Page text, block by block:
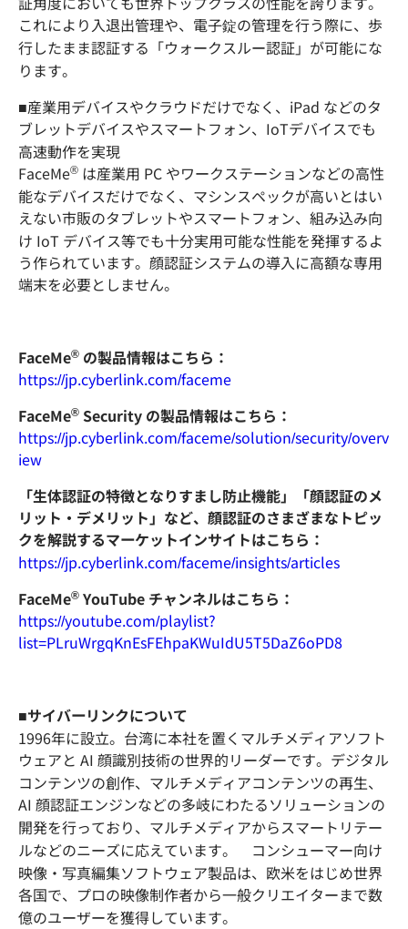
これにより入退出管理や、電子錠の管理を行う際に、歩
行したまま認証する「ウォークスルー認証」が可能にな
ります。
■産業用デバイスやクラウドだけでなく、iPad などのタ
ブレットデバイスやスマートフォン、IoTデバイスでも
高速動作を実現
FaceMe® は産業用 PC やワークステーションなどの高性
能なデバイスだけでなく、マシンスペックが高いとはい
えない市販のタブレットやスマートフォン、組み込み向
け IoT デバイス等でも十分実用可能な性能を発揮するよ
う作られています。顔認証システムの導入に高額な専用
端末を必要としません。
FaceMe® の製品情報はこちら：
https://jp.cyberlink.com/faceme
FaceMe® Security の製品情報はこちら：
https://jp.cyberlink.com/faceme/solution/security/overv
iew
「生体認証の特徴となりすまし防止機能」「顔認証のメ
リット・デメリット」など、顔認証のさまざまなトピッ
クを解説するマーケットインサイトはこちら：
https://jp.cyberlink.com/faceme/insights/articles
FaceMe® YouTube チャンネルはこちら：
https://youtube.com/playlist?
list=PLruWrgqKnEsFEhpaKWuIdU5T5DaZ6oPD8
■サイバーリンクについて
1996年に設立。台湾に本社を置くマルチメディアソフト
ウェアと AI 顔識別技術の世界的リーダーです。デジタル
コンテンツの創作、マルチメディアコンテンツの再生、
AI 顔認証エンジンなどの多岐にわたるソリューションの
開発を行っており、マルチメディアからスマートリテー
ルなどのニーズに応えています。 コンシューマー向け
映像・写真編集ソフトウェア製品は、欧米をはじめ世界
各国で、プロの映像制作者から一般クリエイターまで数
億のユーザーを獲得しています。